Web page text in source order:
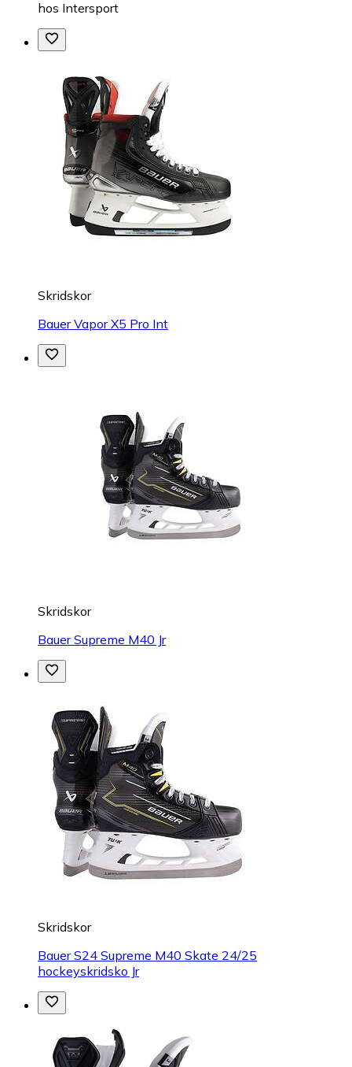
hos Intersport
Skridskor
Bauer Vapor X5 Pro Int
Skridskor
Bauer Supreme M40 Jr
Skridskor
Bauer S24 Supreme M40 Skate 24/25
hockeyskridsko Jr